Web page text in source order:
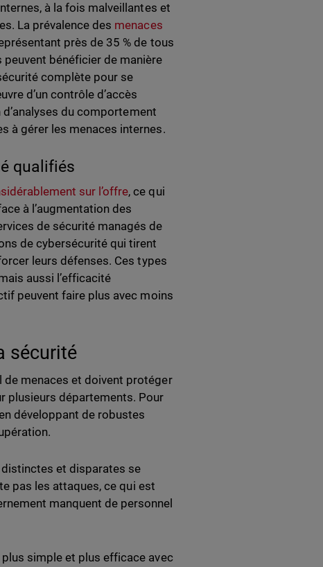
à la fois malveillantes et
La prévalence des menaces
près de 35 % de tous
peuvent bénéficier de manière
complète pour se
d’un contrôle d’accès
du comportement
à gérer les menaces internes.
qualifiés
sur l’offre, ce qui
à l’augmentation des
de sécurité managés de
de cybersécurité qui tirent
leurs défenses. Ces types
aussi l’efficacité
peuvent faire plus avec moins
sécurité
de menaces et doivent protéger
plusieurs départements. Pour
développant de robustes
et disparates se
pas les attaques, ce qui est
manquent de personnel
plus simple et plus efficace avec